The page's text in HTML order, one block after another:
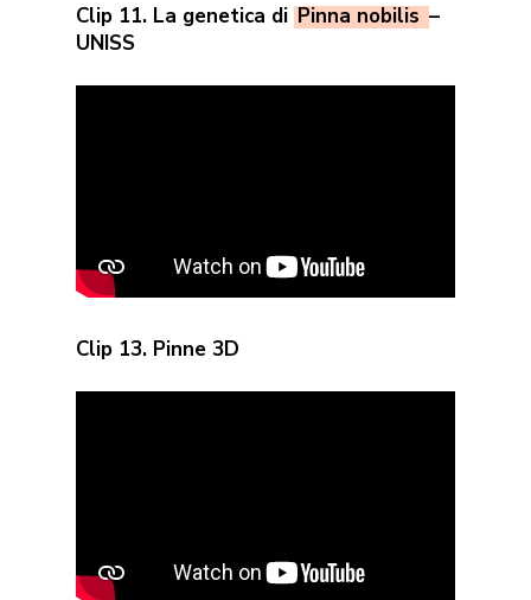
Clip 11. La genetica di Pinna nobilis –
UNISS
Clip 13. Pinne 3D